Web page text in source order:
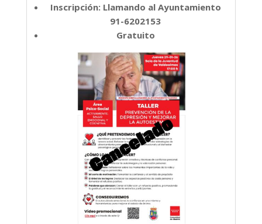
Inscripción: Llamando al Ayuntamiento
91-6202153
Gratuito